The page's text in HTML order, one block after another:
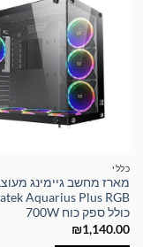
כללי
מארז מחשב גיימינג
Aquarius Plus RGB
כולל ספק כוח 700W
₪1,140.00